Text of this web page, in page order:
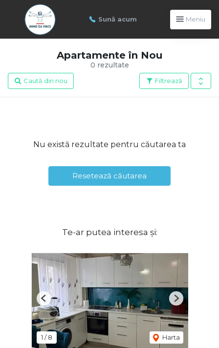
Sună acum Meniu
0 rezultate
Apartamente în Nou
Filtrează
Caută din nou
Nu există rezultate pentru căutarea ta
Resetează căutarea
Te-ar putea interesa și:
1 /8 Harta
Previous Next